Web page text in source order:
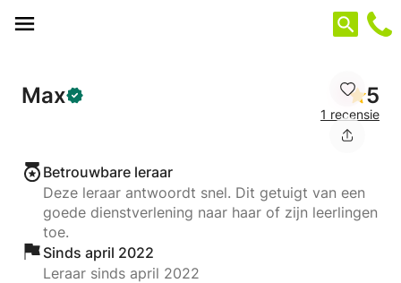
Max 5
1 recensie
Betrouwbare leraar
Deze leraar antwoordt snel. Dit getuigt van een
goede dienstverlening naar haar of zijn leerlingen
toe.
Sinds april 2022
Leraar sinds april 2022